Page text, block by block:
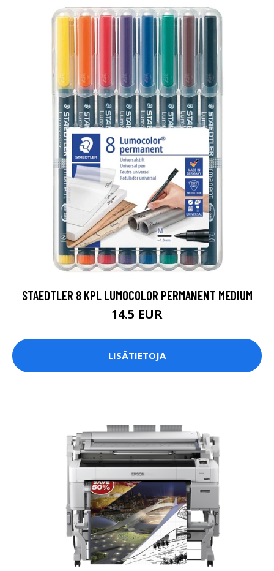
STAEDTLER 8 KPL LUMOCOLOR PERMANENT MEDIUM
14.5 EUR
LISÄTIETOJA